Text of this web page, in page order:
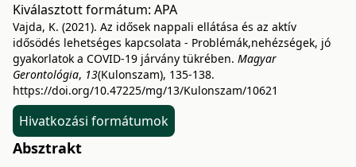
Kiválasztott formátum: APA
Vajda, K. (2021). Az idősek nappali ellátása és az aktív
idősödés lehetséges kapcsolata - Problémák,nehézségek, jó
gyakorlatok a COVID-19 járvány tükrében. Magyar
Gerontológia, 13(Kulonszam), 135-138.
https://doi.org/10.47225/mg/13/Kulonszam/10621
Hivatkozási formátumok
Absztrakt